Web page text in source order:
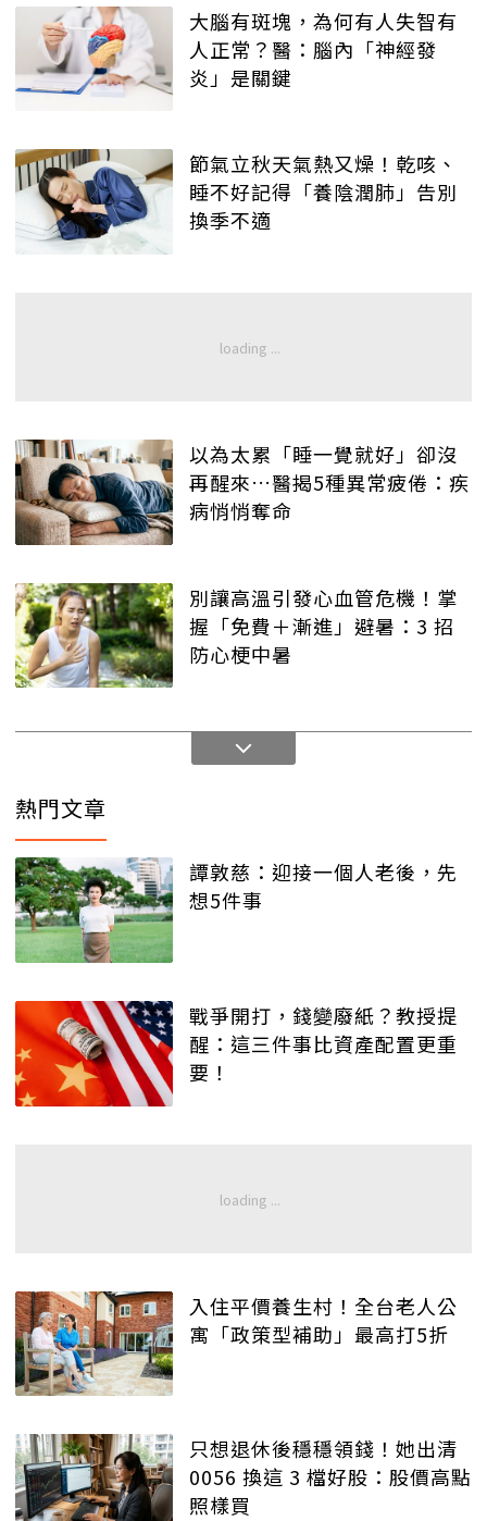
大腦有斑塊，為何有人失智有
人正常？醫：腦內「神經發
炎」是關鍵
節氣立秋天氣熱又燥！乾咳、
睡不好記得「養陰潤肺」告別
換季不適
以為太累「睡一覺就好」卻沒
再醒來…醫揭5種異常疲倦：疾
病悄悄奪命
別讓高溫引發心血管危機！掌
握「免費＋漸進」避暑：3 招
防心梗中暑
熱門文章
譚敦慈：迎接一個人老後，先
想5件事
戰爭開打，錢變廢紙？教授提
醒：這三件事比資產配置更重
要！
入住平價養生村！全台老人公
寓「政策型補助」最高打5折
只想退休後穩穩領錢！她出清
0056 換這 3 檔好股：股價高點
照樣買